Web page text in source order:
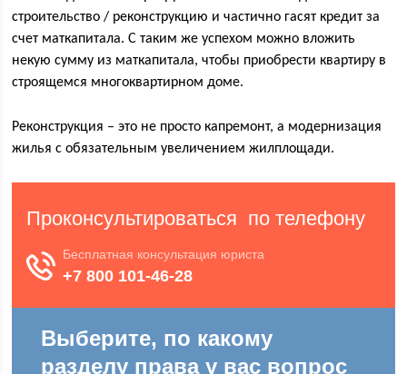
строительство / реконструкцию и частично гасят кредит за
счет маткапитала. С таким же успехом можно вложить
некую сумму из маткапитала, чтобы приобрести квартиру в
строящемся многоквартирном доме.
Реконструкция – это не просто капремонт, а модернизация
жилья с обязательным увеличением жилплощади.